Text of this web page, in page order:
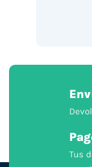
Tus